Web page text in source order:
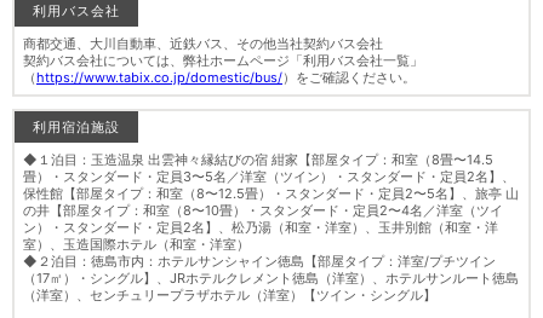
利用バス会社
商都交通、大川自動車、近鉄バス、その他当社契約バス会社
契約バス会社については、弊社ホームページ「利用バス会社一覧」
（https://www.tabix.co.jp/domestic/bus/）をご確認ください。
利用宿泊施設
◆１泊目：玉造温泉 出雲神々縁結びの宿 紺家【部屋タイプ：和室（8畳〜14.5
畳）・スタンダード・定員3〜5名／洋室（ツイン）・スタンダード・定員2名】、
保性館【部屋タイプ：和室（8〜12.5畳）・スタンダード・定員2〜5名】、旅亭 山
の井【部屋タイプ：和室（8〜10畳）・スタンダード・定員2〜4名／洋室（ツイ
ン）・スタンダード・定員2名】、松乃湯（和室・洋室）、玉井別館（和室・洋
室）、玉造国際ホテル（和室・洋室）
◆２泊目：徳島市内：ホテルサンシャイン徳島【部屋タイプ：洋室/プチツイン
（17㎡）・シングル】、JRホテルクレメント徳島（洋室）、ホテルサンルート徳島
（洋室）、センチュリープラザホテル（洋室）【ツイン・シングル】